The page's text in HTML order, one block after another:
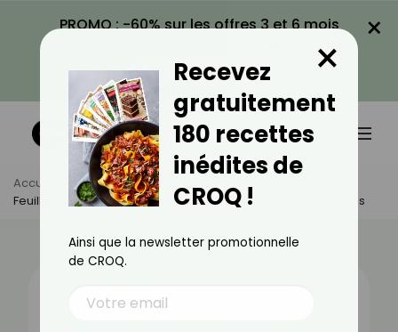
PROMO : -60% sur les offres 3 et 6 mois
VOIR LA PROMO
×
Accueil Actus
Alimentation
Feuille De Basilic : Bienfaits, Valeurs Nutritionnelles Et Recettes
Recevez
gratuitement
180 recettes
inédites de
CROQ !
×
Ainsi que la newsletter promotionnelle
de CROQ.